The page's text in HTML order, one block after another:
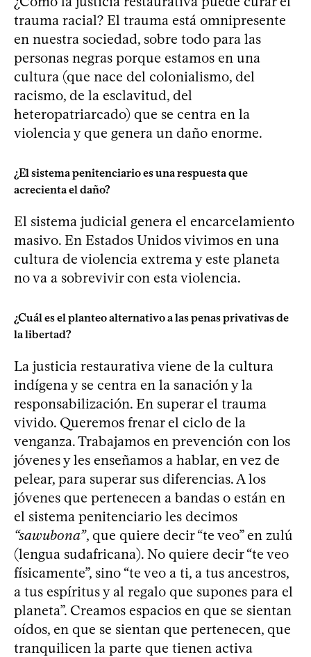
trauma racial? El trauma está omnipresente
en nuestra sociedad, sobre todo para las
personas negras porque estamos en una
cultura (que nace del colonialismo, del
racismo, de la esclavitud, del
heteropatriarcado) que se centra en la
violencia y que genera un daño enorme.
¿El sistema penitenciario es una respuesta que
acrecienta el daño?
El sistema judicial genera el encarcelamiento
masivo. En Estados Unidos vivimos en una
cultura de violencia extrema y este planeta
no va a sobrevivir con esta violencia.
¿Cuál es el planteo alternativo a las penas privativas de
la libertad?
La justicia restaurativa viene de la cultura
indígena y se centra en la sanación y la
responsabilización. En superar el trauma
vivido. Queremos frenar el ciclo de la
venganza. Trabajamos en prevención con los
jóvenes y les enseñamos a hablar, en vez de
pelear, para superar sus diferencias. A los
jóvenes que pertenecen a bandas o están en
el sistema penitenciario les decimos
“sawubona”, que quiere decir “te veo” en zulú
(lengua sudafricana). No quiere decir “te veo
físicamente”, sino “te veo a ti, a tus ancestros,
a tus espíritus y al regalo que supones para el
planeta”. Creamos espacios en que se sientan
oídos, en que se sientan que pertenecen, que
tranquilicen la parte que tienen activa